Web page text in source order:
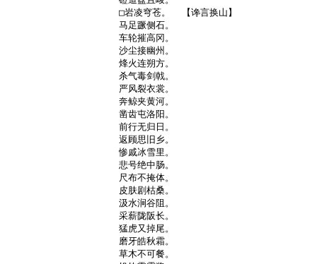
□岩凌穹苍。  【谗言换山】
马足蹶侧石。
车轮摧高冈。
沙尘接幽州。
烽火连朔方。
杀气毒剑戟。
严风裂衣裳。
奔鲸夹黄河。
凿齿屯洛阳。
前行无归日。
返顾思旧乡。
惨戚冰雪里。
悲号绝中肠。
尺布不掩体。
皮肤剧枯桑。
汲水涧谷阻。
采薪陇阪长。
猛虎又掉尾。
磨牙皓秋霜。
草木不可餐。